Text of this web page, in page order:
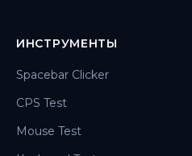
ИНСТРУМЕНТЫ
Spacebar Clicker
CPS Test
Mouse Test